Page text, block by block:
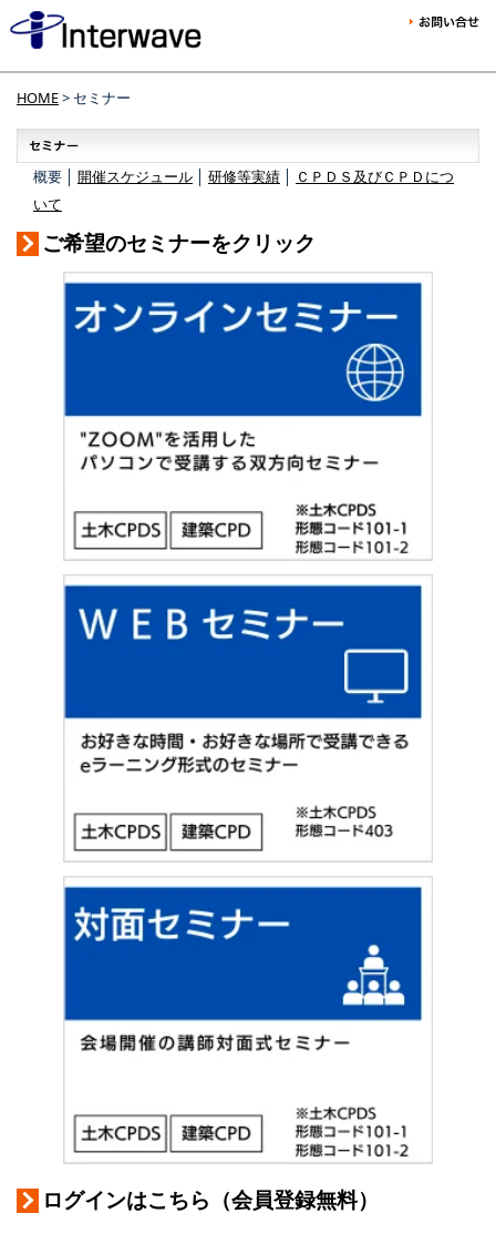
HOME> セミナー
概要 │ 開催スケジュール 研修等実績
ＣＰＤＳ及びＣＰＤにつ
いて
ご希望のセミナーをクリック
ログインはこちら（会員登録無料）